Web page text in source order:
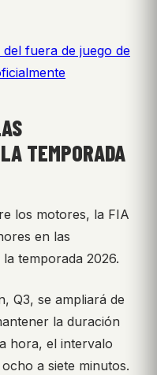
fuera de juego de
TEMPORADA
los motores, la FIA
en las
temporada 2026.
Q3, se ampliará de
la duración
hora, el intervalo
a siete minutos.